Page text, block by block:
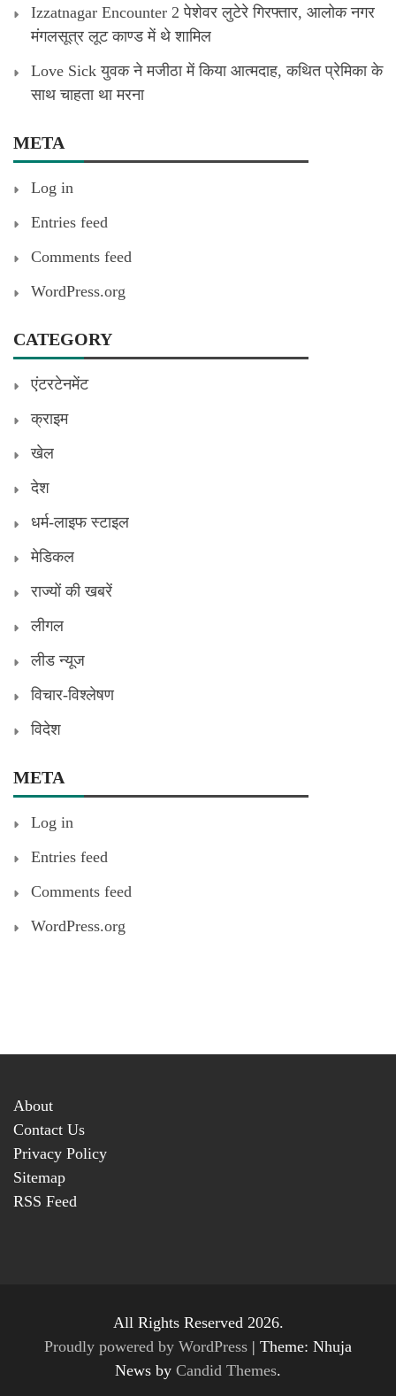
Izzatnagar Encounter 2 पेशेवर लुटेरे गिरफ्तार, आलोक नगर
मंगलसूत्र लूट काण्‍ड में थे शामिल
Love Sick युवक ने मजीठा में किया आत्मदाह, कथित प्रेमिका के
साथ चाहता था मरना
META
Log in
Entries feed
Comments feed
WordPress.org
CATEGORY
एंटरटेनमेंट
क्राइम
खेल
देश
धर्म-लाइफ स्टाइल
मेडिकल
राज्यों की खबरें
लीगल
लीड न्यूज
विचार-विश्लेषण
विदेश
META
Log in
Entries feed
Comments feed
WordPress.org
About
Contact Us
Privacy Policy
Sitemap
RSS Feed
All Rights Reserved 2026.
Proudly powered by WordPress | Theme: Nhuja
News by Candid Themes.